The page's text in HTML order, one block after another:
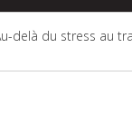
delà du stress au